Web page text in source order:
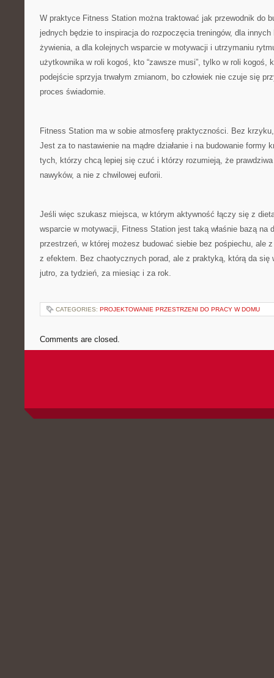
W praktyce Fitness Station można traktować jak przewodnik do
jednych będzie to inspiracja do rozpoczęcia treningów, dla innych
żywienia, a dla kolejnych wsparcie w motywacji i utrzymaniu
użytkownika w roli kogoś, kto “zawsze musi”, tylko w roli kogoś,
podejście sprzyja trwałym zmianom, bo człowiek nie czuje się
proces świadomie.
Fitness Station ma w sobie atmosferę praktyczności. Bez
Jest za to nastawienie na mądre działanie i na budowanie formy
tych, którzy chcą lepiej się czuć i którzy rozumieją, że
nawyków, a nie z chwilowej euforii.
Jeśli więc szukasz miejsca, w którym aktywność łączy się z
wsparcie w motywacji, Fitness Station jest taką właśnie bazą na
przestrzeń, w której możesz budować siebie bez pośpiechu, ale
z efektem. Bez chaotycznych porad, ale z praktyką, którą da się
jutro, za tydzień, za miesiąc i za rok.
CATEGORIES: PROJEKTOWANIE PRZESTRZENI DO PRACY W DOMU
Comments are closed.